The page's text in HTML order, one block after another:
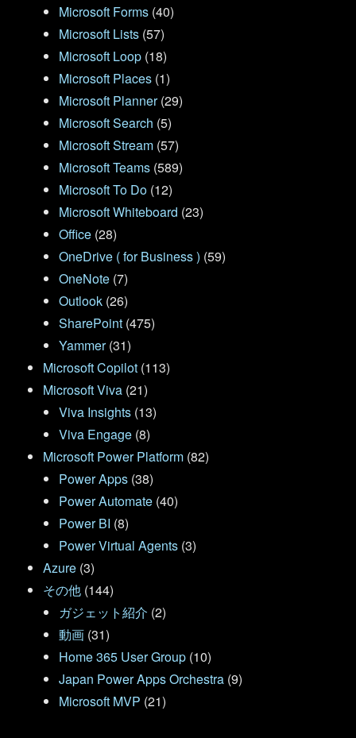
Microsoft Forms (40)
Microsoft Lists (57)
Microsoft Loop (18)
Microsoft Places (1)
Microsoft Planner(29)
Microsoft Search (5)
Microsoft Stream (57)
Microsoft Teams (589)
Microsoft To Do (12)
Microsoft Whiteboard (23)
Office (28)
OneDrive ( for Business ) (59)
OneNote (7)
Outlook (26)
SharePoint (475)
Yammer(31)
Microsoft Copilot (113)
Microsoft Viva (21)
Viva Insights (13)
Viva Engage (8)
Microsoft Power Platform (82)
Power Apps (38)
Power Automate (40)
Power BI (8)
Power Virtual Agents (3)
Azure (3)
その他 (144)
ガジェット紹介 (2)
動画 (31)
Home 365 User Group (10)
Japan Power Apps Orchestra (9)
Microsoft MVP (21)